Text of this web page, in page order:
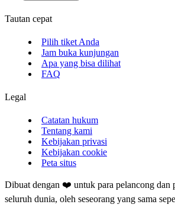
Tautan cepat
Pilih tiket Anda
Jam buka kunjungan
Apa yang bisa dilihat
FAQ
Legal
Catatan hukum
Tentang kami
Kebijakan privasi
Kebijakan cookie
Peta situs
Dibuat dengan ❤️ untuk para pelancong dan
seluruh dunia, oleh seseorang yang sama